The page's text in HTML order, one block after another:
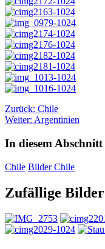
Zurück: Chile
Weiter: Argentinien
In diesem Abschnitt
Chile Bilder Chile
Zufällige Bilder